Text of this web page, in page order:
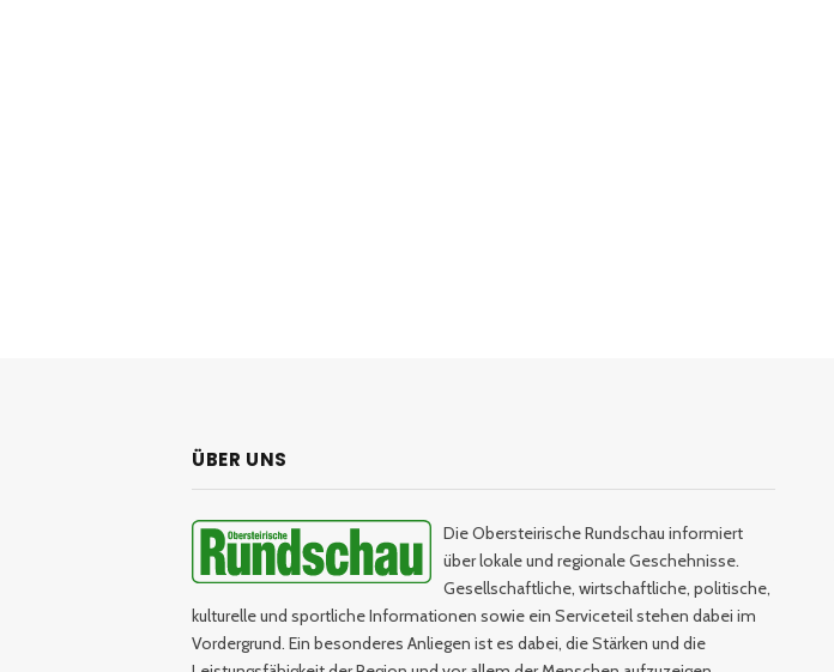
ÜBER UNS
Die Obersteirische Rundschau informiert
über lokale und regionale Geschehnisse.
Gesellschaftliche, wirtschaftliche, politische,
kulturelle und sportliche Informationen sowie ein Serviceteil stehen dabei im
Vordergrund. Ein besonderes Anliegen ist es dabei, die Stärken und die